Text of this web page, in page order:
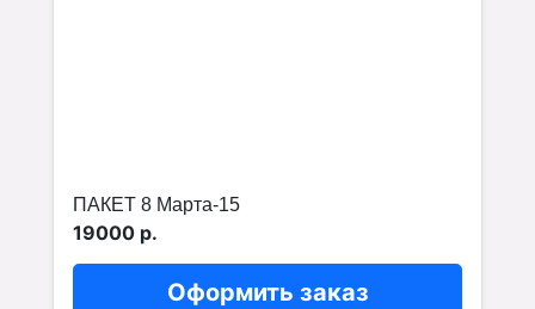
ПАКЕТ 8 Марта-15
19000 р.
Оформить заказ